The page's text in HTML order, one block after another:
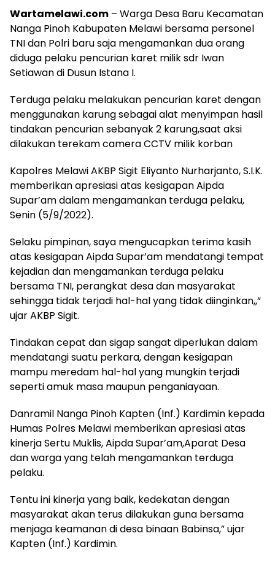
Wartamelawi.com – Warga Desa Baru Kecamatan
Nanga Pinoh Kabupaten Melawi bersama personel
TNI dan Polri baru saja mengamankan dua orang
diduga pelaku pencurian karet milik sdr Iwan
Setiawan di Dusun Istana I.
Terduga pelaku melakukan pencurian karet dengan
menggunakan karung sebagai alat menyimpan hasil
tindakan pencurian sebanyak 2 karung,saat aksi
dilakukan terekam camera CCTV milik korban
Kapolres Melawi AKBP Sigit Eliyanto Nurharjanto, S.I.K.
memberikan apresiasi atas kesigapan Aipda
Supar’am dalam mengamankan terduga pelaku,
Senin (5/9/2022).
Selaku pimpinan, saya mengucapkan terima kasih
atas kesigapan Aipda Supar’am mendatangi tempat
kejadian dan mengamankan terduga pelaku
bersama TNI, perangkat desa dan masyarakat
sehingga tidak terjadi hal-hal yang tidak diinginkan,,”
ujar AKBP Sigit.
Tindakan cepat dan sigap sangat diperlukan dalam
mendatangi suatu perkara, dengan kesigapan
mampu meredam hal-hal yang mungkin terjadi
seperti amuk masa maupun penganiayaan.
Danramil Nanga Pinoh Kapten (Inf.) Kardimin kepada
Humas Polres Melawi memberikan apresiasi atas
kinerja Sertu Muklis, Aipda Supar’am,Aparat Desa
dan warga yang telah mengamankan terduga
pelaku.
Tentu ini kinerja yang baik, kedekatan dengan
masyarakat akan terus dilakukan guna bersama
menjaga keamanan di desa binaan Babinsa,” ujar
Kapten (Inf.) Kardimin.